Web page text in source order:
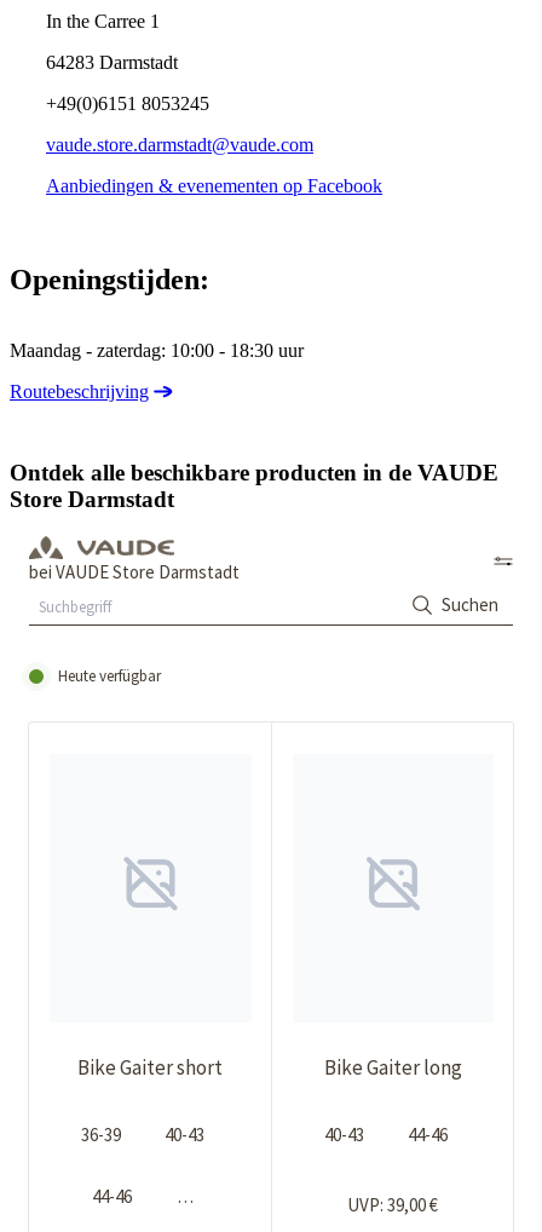
In the Carree 1
64283 Darmstadt
+49(0)6151 8053245
vaude.store.darmstadt@vaude.com
Aanbiedingen & evenementen op Facebook
Openingstijden:
Maandag - zaterdag: 10:00 - 18:30 uur
Routebeschrijving
Ontdek alle beschikbare producten in de VAUDE
Store Darmstadt